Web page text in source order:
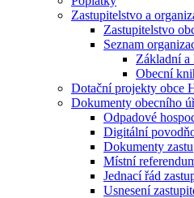
Zastupitelstvo a
Zastupitelstvo
Seznam
Základní a
Obecní
Dotační projekty obce
Dokumenty obecního
Odpadové
Digitální
Dokumenty
Místní
Jednací řád
Usnesení